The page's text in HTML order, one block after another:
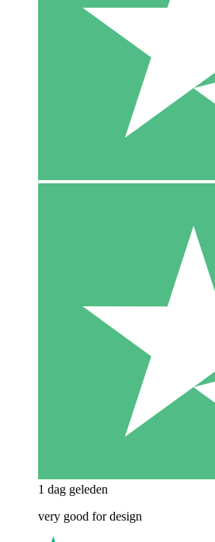
1 dag geleden
very good for design